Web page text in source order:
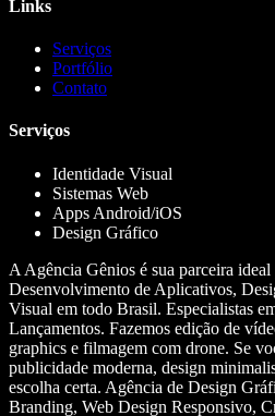
Links
Serviços
Portfólio
Contato
Serviços
Identidade Visual
Sistemas Web
Apps Android/iOS
Design Gráfico
A Agência Gênios é sua parceira
Desenvolvimento de Aplicativos,
Visual em todo Brasil. Especialistas
Lançamentos. Fazemos edição de
graphics e filmagem com drone. Se
publicidade moderna, design
escolha certa. Agência de Design
Branding, Web Design Responsivo,